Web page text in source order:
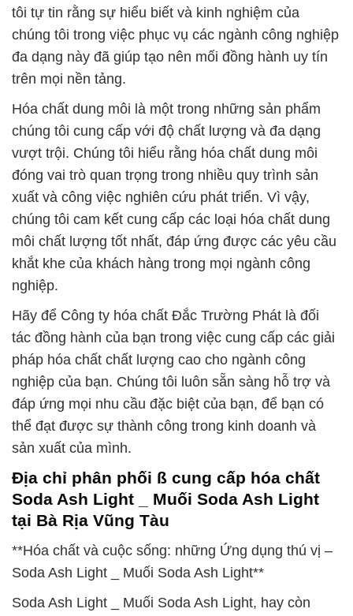
tôi tự tin rằng sự hiểu biết và kinh nghiệm của
chúng tôi trong việc phục vụ các ngành công nghiệp
đa dạng này đã giúp tạo nên mối đồng hành uy tín
trên mọi nền tảng.
Hóa chất dung môi là một trong những sản phẩm
chúng tôi cung cấp với độ chất lượng và đa dạng
vượt trội. Chúng tôi hiểu rằng hóa chất dung môi
đóng vai trò quan trọng trong nhiều quy trình sản
xuất và công việc nghiên cứu phát triển. Vì vậy,
chúng tôi cam kết cung cấp các loại hóa chất dung
môi chất lượng tốt nhất, đáp ứng được các yêu cầu
khắt khe của khách hàng trong mọi ngành công
nghiệp.
Hãy để Công ty hóa chất Đắc Trường Phát là đối
tác đồng hành của bạn trong việc cung cấp các giải
pháp hóa chất chất lượng cao cho ngành công
nghiệp của bạn. Chúng tôi luôn sẵn sàng hỗ trợ và
đáp ứng mọi nhu cầu đặc biệt của bạn, để bạn có
thể đạt được sự thành công trong kinh doanh và
sản xuất của mình.
Địa chỉ phân phối ß cung cấp hóa chất
Soda Ash Light _ Muối Soda Ash Light
tại Bà Rịa Vũng Tàu
**Hóa chất và cuộc sống: những Ứng dụng thú vị –
Soda Ash Light _ Muối Soda Ash Light**
Soda Ash Light _ Muối Soda Ash Light, hay còn